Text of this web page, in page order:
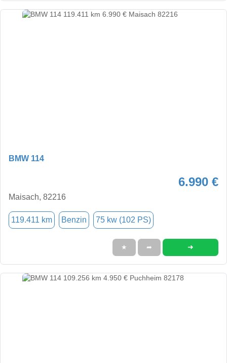
BMW 114
6.990 €
Maisach, 82216
119.411 km Benzin 75 kw (102 PS)
★ ➦ ➜